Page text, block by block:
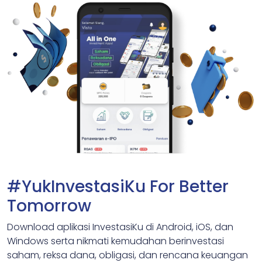
#YukInvestasiKu For Better
Tomorrow
Download aplikasi InvestasiKu di Android, iOS, dan
Windows serta nikmati kemudahan berinvestasi
saham, reksa dana, obligasi, dan rencana keuangan